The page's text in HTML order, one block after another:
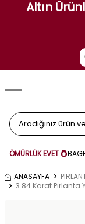
Altın
ÖMÜRLÜK EVET 💍
ANASAYFA
3.84 Karat Pırlanta